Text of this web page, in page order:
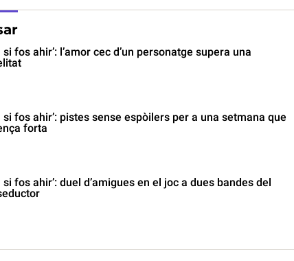
si fos ahir’: l’amor cec d’un personatge supera una
si fos ahir’: pistes sense espòilers per a una setmana que
forta
si fos ahir’: duel d’amigues en el joc a dues bandes del